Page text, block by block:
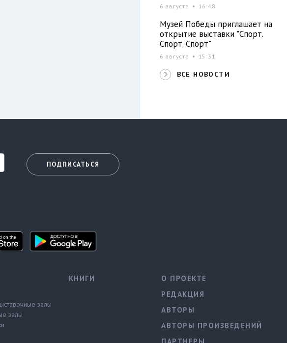
6 августа 16:48
Музей Победы приглашает на
открытие выставки "Спорт.
Спорт. Спорт"
6 августа 15:31
ВСЕ НОВОСТИ
ПОДПИСАТЬСЯ
залы
залы
КНИГИ
О ПРОЕКТЕ
РЕДАКЦИЯ
АВТОРЫ
АВТОРЫ ПРОИЗВЕДЕНИЙ